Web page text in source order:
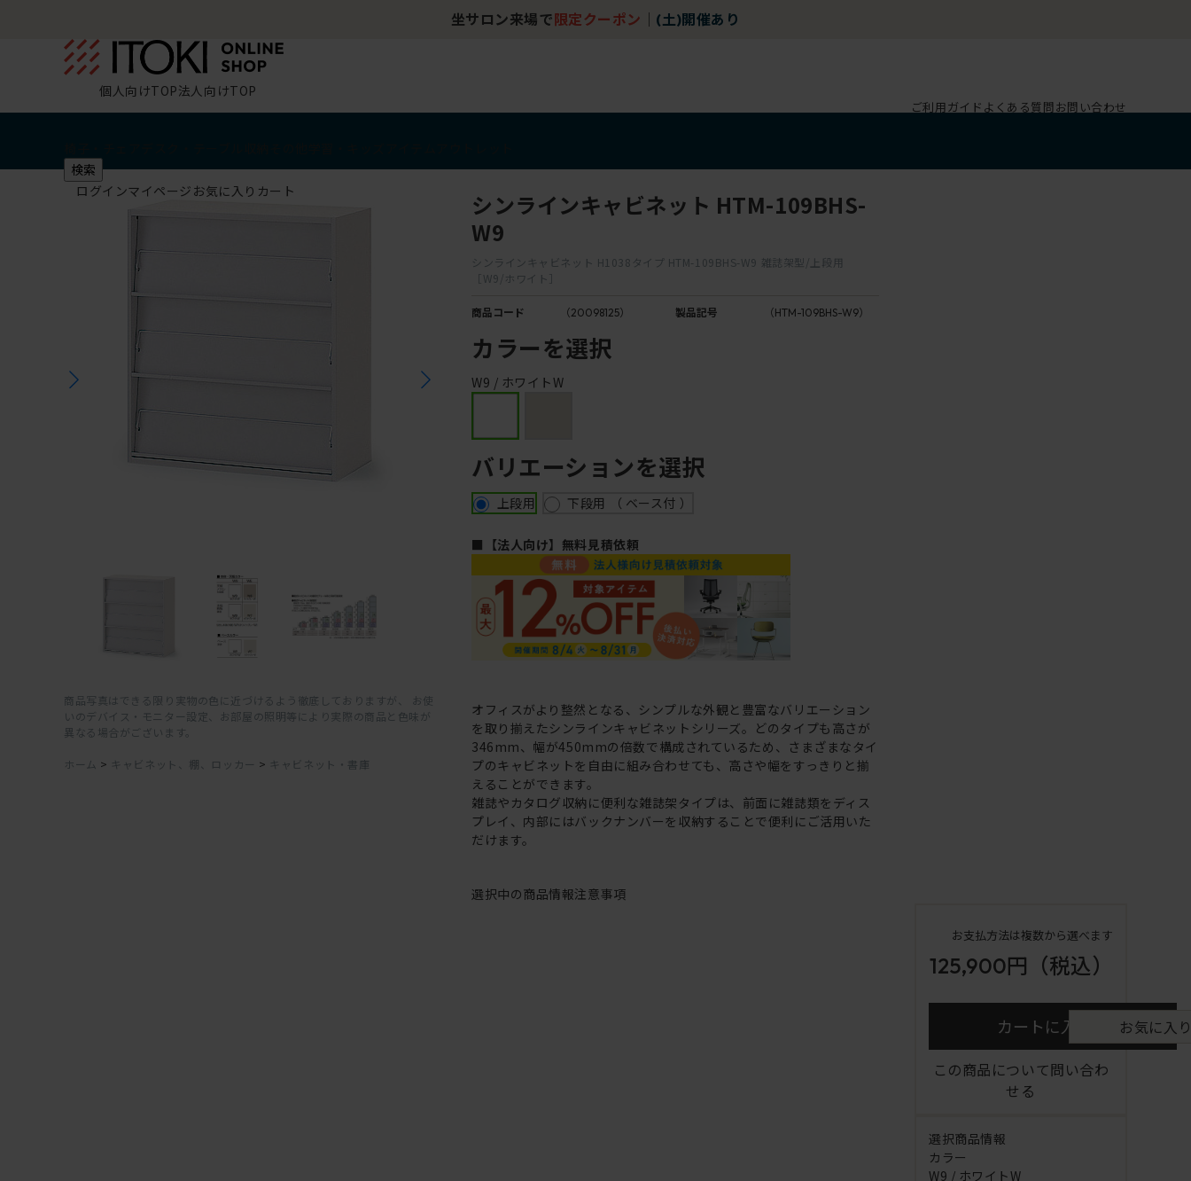
坐サロン来場で 限定クーポン (土)開催あり
個人向けTOP法人向けTOP
ご利用ガイド よくある質問お問い合わせ
検索
ログインマイページ お気に入り カート
商品写真はできる限り実物の色に近づけるよう徹底しておりますが、 お使
いのデバイス・モニター設定、お部屋の照明等により実際の商品と色味が
異なる場合がございます。
ホーム > キャビネット、棚、ロッカー > キャビネット・書庫
シンラインキャビネット HTM-109BHS-
W9
シンラインキャビネット H1038タイプ HTM-109BHS-W9 雑誌架型/上段用
［W9/ホワイト］
商品コード （20098125） 製品記号 （HTM-109BHS-W9）
カラーを選択
W9 / ホワイトW
バリエーションを選択
上段用 下段用 （ ベース付 ）
■【法人向け】無料見積依頼
オフィスがより整然となる、シンプルな外観と豊富なバリエーション
を取り揃えたシンラインキャビネットシリーズ。どのタイプも高さが
346mm、幅が450mmの倍数で構成されているため、さまざまなタイ
プのキャビネットを自由に組み合わせても、高さや幅をすっきりと揃
えることができます。
雑誌やカタログ収納に便利な雑誌架タイプは、前面に雑誌類をディス
プレイ、内部にはバックナンバーを収納することで便利にご活用いた
だけます。
選択中の商品情報注意事項
お支払方法は複数から選べます
125,900円 （税込）
カートに入れる お気に入
この商品について問い合わ
せる
選択商品情報
カラー
W9 / ホワイトW